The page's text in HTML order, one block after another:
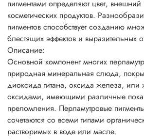
перламутровых пигментов на основе
эффект радуги, недостижимый при
стеаратов. Мелкие частицы создают
атласный эффект и непрозрачность
частицы создают сильный блеск,
сверкающий эффекты. Составы
прозрачными.
Перламутровые пигменты часто
смеси. Чем более светопроницаем
эффект и меньше необходимая
Непрозрачные составы требуют
поскольку светорассеивание снижает
пигментами определяют цвет,
косметических продуктов.
пигментов способствует созданию
блестящих эффектов и выразительных
Описание:
Основной компонент многих
природная минеральная слюда,
диоксида титана, оксида железа, или
оксидами, имеющими различные
преломления. Перламутровые
сочетаются со всеми типами
растворимых в воде или масле.